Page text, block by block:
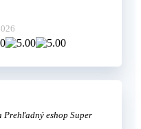
Prehľadný eshop Super